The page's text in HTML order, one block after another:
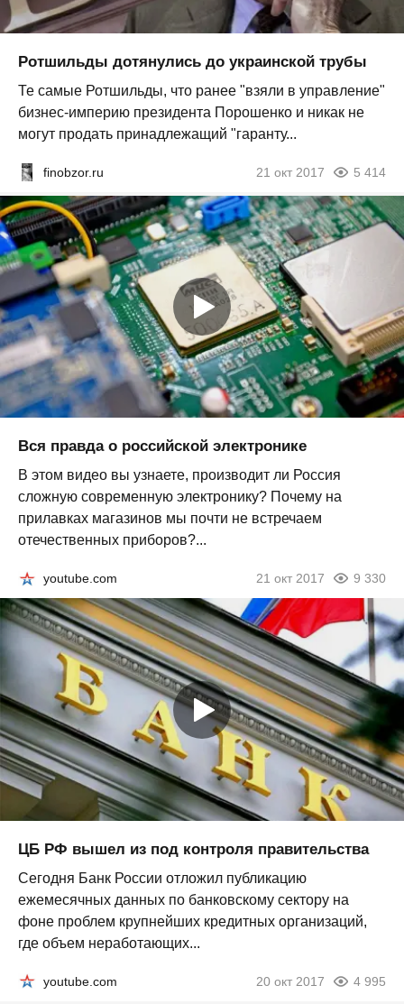
Ротшильды дотянулись до украинской трубы
Те самые Ротшильды, что ранее "взяли в управление"
бизнес-империю президента Порошенко и никак не
могут продать принадлежащий "гаранту...
finobzor.ru 21 окт 2017 5 414
Вся правда о российской электронике
В этом видео вы узнаете, производит ли Россия
сложную современную электронику? Почему на
прилавках магазинов мы почти не встречаем
отечественных приборов?...
youtube.com 21 окт 2017 9 330
ЦБ РФ вышел из под контроля правительства
Сегодня Банк России отложил публикацию
ежемесячных данных по банковскому сектору на
фоне проблем крупнейших кредитных организаций,
где объем неработающих...
youtube.com 20 окт 2017 4 995